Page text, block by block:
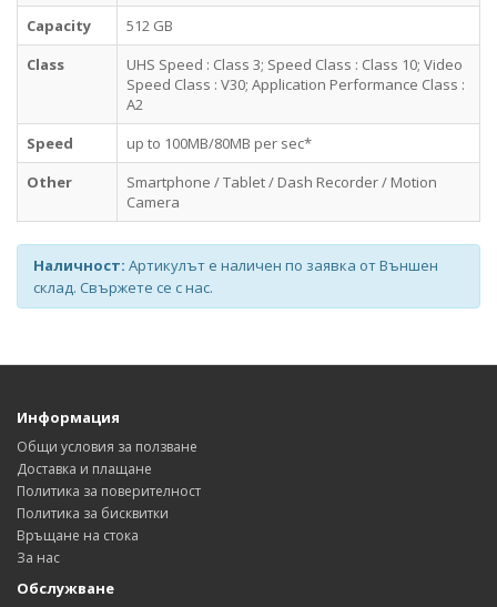
Capacity
512 GB
Class
UHS Speed : Class 3; Speed Class : Class 10; Video
Speed Class : V30; Application Performance Class :
A2
Speed
up to 100MB/80MB per sec*
Other
Smartphone / Tablet / Dash Recorder / Motion
Camera
Наличност: Артикулът е наличен по заявка от Външен
склад. Свържете се с нас.
Информация
Общи условия за ползване
Доставка и плащане
Политика за поверителност
Политика за бисквитки
Връщане на стока
За нас
Обслужване